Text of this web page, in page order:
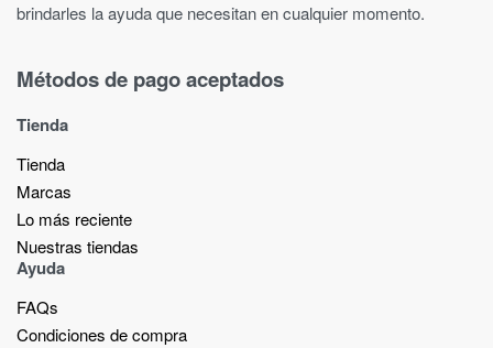
brindarles la ayuda que necesitan en cualquier momento.
Métodos de pago aceptados
Tienda
Tienda
Marcas
Lo más reciente​
Nuestras tiendas​
Ayuda
FAQs
Condiciones de compra